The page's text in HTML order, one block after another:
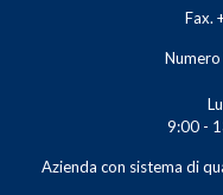
Fax.
9:00 -
Azienda con sistema di